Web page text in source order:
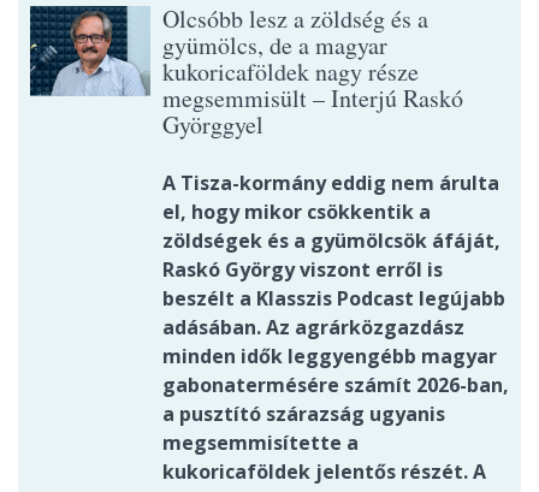
Olcsóbb lesz a zöldség és a
gyümölcs, de a magyar
kukoricaföldek nagy része
megsemmisült – Interjú Raskó
Györggyel
A Tisza-kormány eddig nem árulta
el, hogy mikor csökkentik a
zöldségek és a gyümölcsök áfáját,
Raskó György viszont erről is
beszélt a Klasszis Podcast legújabb
adásában. Az agrárközgazdász
minden idők leggyengébb magyar
gabonatermésére számít 2026-ban,
a pusztító szárazság ugyanis
megsemmisítette a
kukoricaföldek jelentős részét. A